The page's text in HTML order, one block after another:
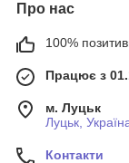
Про нас
100%
Працює з
м. Луцьк
Луцьк,
Контакти